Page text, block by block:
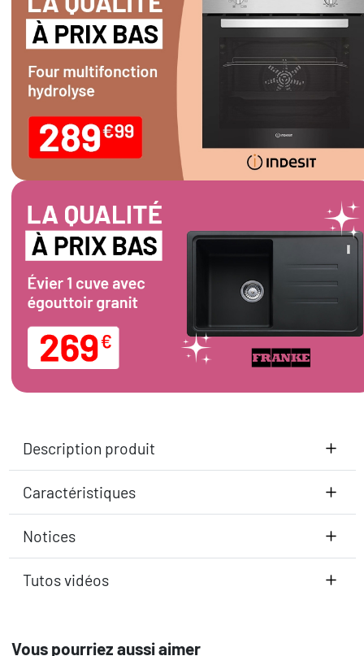
Description produit
Caractéristiques
Notices
Tutos vidéos
Vous pourriez aussi aimer